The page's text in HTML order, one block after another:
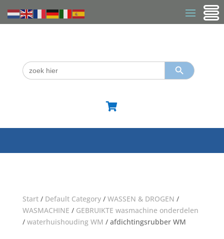
Zoek
naar:
Zoekknop

Start/ Default Category/ WASSEN & DROGEN /
WASMACHINE / GEBRUIKTE wasmachine onderdelen
/ waterhuishouding WM / afdichtingsrubber WM